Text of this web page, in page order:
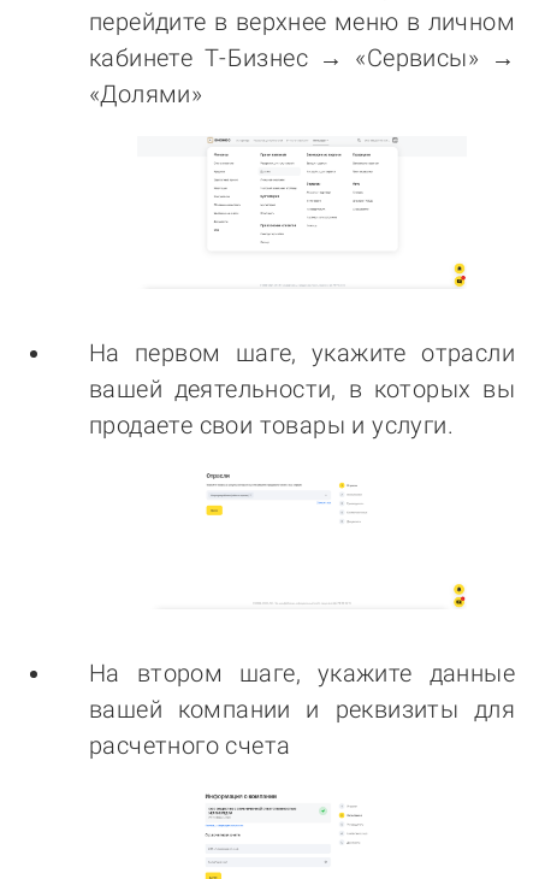
перейдите в верхнее меню в личном
кабинете Т-Бизнес → «Сервисы» →
«Долями»
На первом шаге, укажите отрасли
вашей деятельности, в которых вы
продаете свои товары и услуги.
На втором шаге, укажите данные
вашей компании и реквизиты для
расчетного счета